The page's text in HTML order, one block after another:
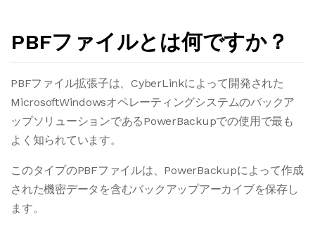
PBFファイルとは何ですか？
PBFファイル拡張子は、CyberLinkによって開発された
MicrosoftWindowsオペレーティングシステムのバックア
ップソリューションであるPowerBackupでの使用で最も
よく知られています。
このタイプのPBFファイルは、PowerBackupによって作成
された機密データを含むバックアップアーカイブを保存し
ます。